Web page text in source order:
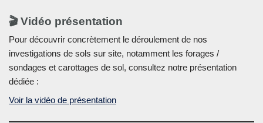
🎬 Vidéo présentation
Pour découvrir concrètement le déroulement de nos
investigations de sols sur site, notamment les forages /
sondages et carottages de sol, consultez notre présentation
dédiée :
Voir la vidéo de présentation